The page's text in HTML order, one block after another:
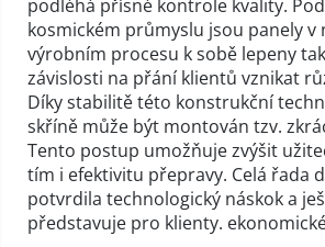
podléhá přísné kontrole kvality.
kosmickém průmyslu jsou panely v
výrobním procesu k sobě lepeny
závislosti na přání klientů vznikat
Díky stabilitě této konstrukční
skříně může být montován tzv.
Tento postup umožňuje zvýšit
tím i efektivitu přepravy. Celá řada
potvrdila technologický náskok a
představuje pro klienty.